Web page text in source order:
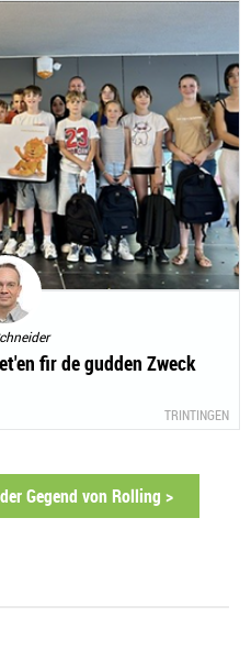
fir de gudden Zweck
TRINTINGEN
Gegend von Rolling >